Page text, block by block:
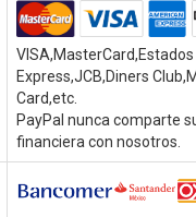
Express,JCB,Diners
Card,etc.
PayPal nunca comparte
financiera con nosotros.